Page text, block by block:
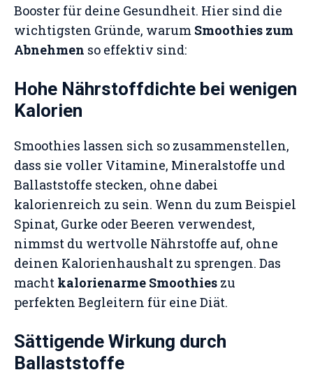
Booster für deine Gesundheit. Hier sind die
wichtigsten Gründe, warum Smoothies zum
Abnehmen so effektiv sind:
Hohe Nährstoffdichte bei wenigen
Kalorien
Smoothies lassen sich so zusammenstellen,
dass sie voller Vitamine, Mineralstoffe und
Ballaststoffe stecken, ohne dabei
kalorienreich zu sein. Wenn du zum Beispiel
Spinat, Gurke oder Beeren verwendest,
nimmst du wertvolle Nährstoffe auf, ohne
deinen Kalorienhaushalt zu sprengen. Das
macht kalorienarme Smoothies zu
perfekten Begleitern für eine Diät.
Sättigende Wirkung durch
Ballaststoffe